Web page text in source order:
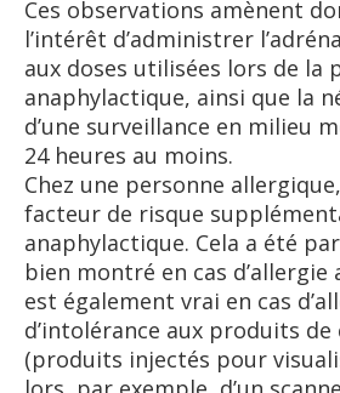
Ces observations amènent
l’intérêt d’administrer
aux doses utilisées lors de la
anaphylactique, ainsi que la
d’une surveillance en milieu
24 heures au moins.
Chez une personne
facteur de risque
anaphylactique. Cela a été
bien montré en cas
est également vrai en cas
d’intolérance aux produits
(produits injectés pour